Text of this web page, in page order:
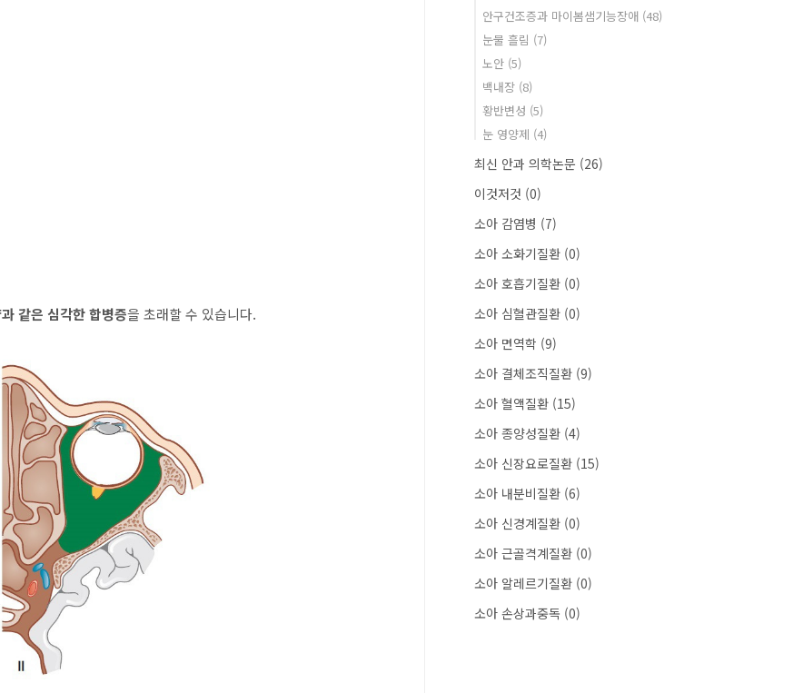
같은 심각한 합병증을 초래할 수 있습니다.
안구건조증과 마이봄샘기능장애 (48)
눈물 흘림 (7)
노안 (5)
백내장 (8)
황반변성 (5)
눈 영양제 (4)
최신 안과 의학논문 (26)
이것저것 (0)
소아 감염병 (7)
소아 소화기질환 (0)
소아 호흡기질환 (0)
소아 심혈관질환 (0)
소아 면역학 (9)
소아 결체조직질환 (9)
소아 혈액질환 (15)
소아 종양성질환 (4)
소아 신장요로질환 (15)
소아 내분비질환 (6)
소아 신경계질환 (0)
소아 근골격계질환 (0)
소아 알레르기질환 (0)
소아 손상과중독 (0)